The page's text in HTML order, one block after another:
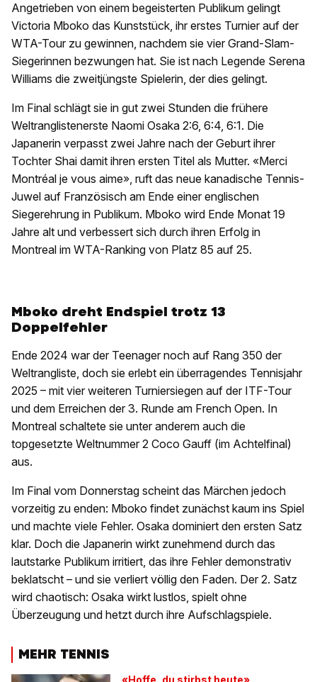
Angetrieben von einem begeisterten Publikum gelingt
Victoria Mboko das Kunststück, ihr erstes Turnier auf der
WTA-Tour zu gewinnen, nachdem sie vier Grand-Slam-
Siegerinnen bezwungen hat. Sie ist nach Legende Serena
Williams die zweitjüngste Spielerin, der dies gelingt.
Im Final schlägt sie in gut zwei Stunden die frühere
Weltranglistenerste Naomi Osaka 2:6, 6:4, 6:1. Die
Japanerin verpasst zwei Jahre nach der Geburt ihrer
Tochter Shai damit ihren ersten Titel als Mutter. «Merci
Montréal je vous aime», ruft das neue kanadische Tennis-
Juwel auf Französisch am Ende einer englischen
Siegerehrung in Publikum. Mboko wird Ende Monat 19
Jahre alt und verbessert sich durch ihren Erfolg in
Montreal im WTA-Ranking von Platz 85 auf 25.
Mboko dreht Endspiel trotz 13
Doppelfehler
Ende 2024 war der Teenager noch auf Rang 350 der
Weltrangliste, doch sie erlebt ein überragendes Tennisjahr
2025 – mit vier weiteren Turniersiegen auf der ITF-Tour
und dem Erreichen der 3. Runde am French Open. In
Montreal schaltete sie unter anderem auch die
topgesetzte Weltnummer 2 Coco Gauff (im Achtelfinal)
aus.
Im Final vom Donnerstag scheint das Märchen jedoch
vorzeitig zu enden: Mboko findet zunächst kaum ins Spiel
und machte viele Fehler. Osaka dominiert den ersten Satz
klar. Doch die Japanerin wirkt zunehmend durch das
lautstarke Publikum irritiert, das ihre Fehler demonstrativ
beklatscht – und sie verliert völlig den Faden. Der 2. Satz
wird chaotisch: Osaka wirkt lustlos, spielt ohne
Überzeugung und hetzt durch ihre Aufschlagspiele.
MEHR TENNIS
«Hoffe, du stirbst heute»